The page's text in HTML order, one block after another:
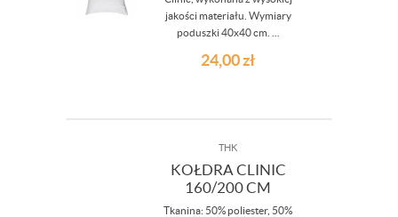
jakości materiału. Wymiary
poduszki 40x40 cm. ...
24,00zł
THK
KOŁDRA CLINIC
160/200 CM
Tkanina: 50% poliester, 50%